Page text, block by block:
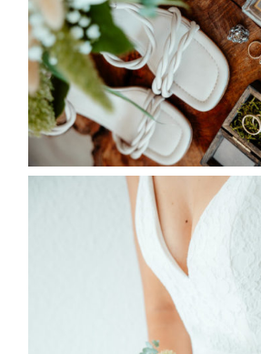
WITH LOVE, EURE
HOCHZEITSFOTOGRAFIN